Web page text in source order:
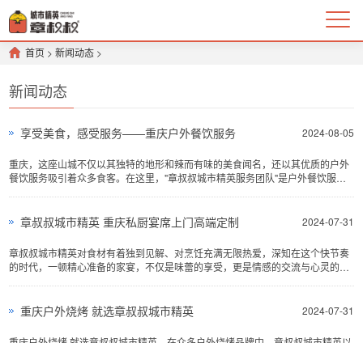
首页 >新闻动态 >
新闻动态
2024-08-05
享受美食，感受服务——重庆户外餐饮服务
重庆，这座山城不仅以其独特的地形和辣而有味的美食闻名，还以其优质的户外
餐饮服务吸引着众多食客。在这里，"章叔叔城市精英服务团队"是户外餐饮服务
2024-07-31
章叔叔城市精英 重庆私厨宴席上门高端定制
章叔叔城市精英对食材有着独到见解、对烹饪充满无限热爱，深知在这个快节奏
的时代，一顿精心准备的家宴，不仅是味蕾的享受，更是情感的交流与心灵的慰
2024-07-31
重庆户外烧烤 就选章叔叔城市精英